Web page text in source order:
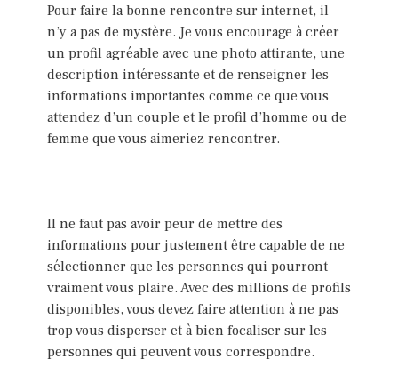
Pour faire la bonne rencontre sur internet, il
n’y a pas de mystère. Je vous encourage à créer
un profil agréable avec une photo attirante, une
description intéressante et de renseigner les
informations importantes comme ce que vous
attendez d’un couple et le profil d’homme ou de
femme que vous aimeriez rencontrer.
Il ne faut pas avoir peur de mettre des
informations pour justement être capable de ne
sélectionner que les personnes qui pourront
vraiment vous plaire. Avec des millions de profils
disponibles, vous devez faire attention à ne pas
trop vous disperser et à bien focaliser sur les
personnes qui peuvent vous correspondre.